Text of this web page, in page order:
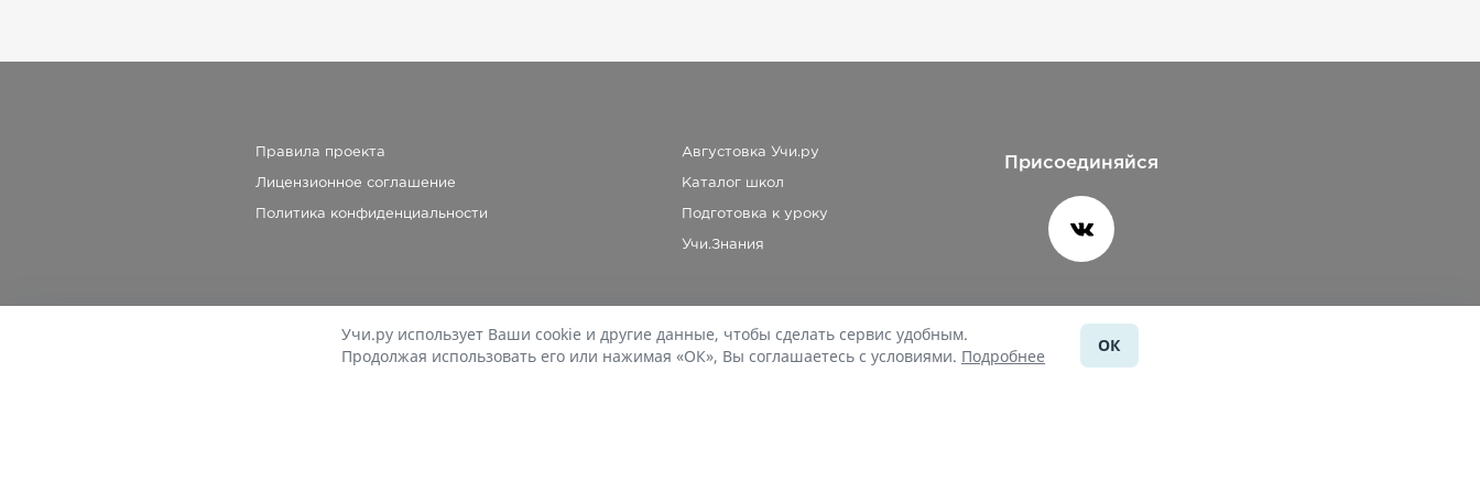
Правила проекта
Лицензионное соглашение
Политика конфиденциальности
Августовка Учи.ру
Каталог школ
Подготовка к уроку
Учи.Знания
Присоединяйся
При копировании материалов uchi.ru/otvety ссылка на сайт обязательна.
Учи.ру использует Ваши cookie и другие данные, чтобы сделать сервис удобным.
Продолжая использовать его или нажимая «ОК», Вы соглашаетесь с условиями. Подробнее
ОК